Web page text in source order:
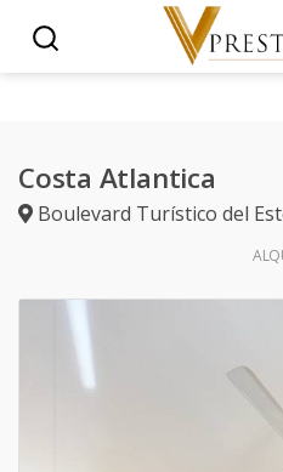
Costa Atlantica
Boulevard Turístico del